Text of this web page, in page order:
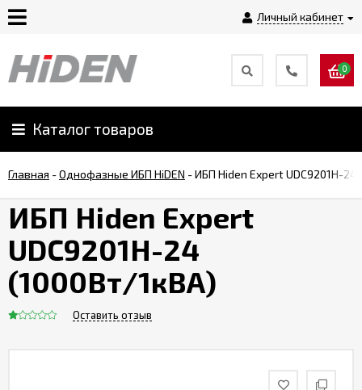
Личный кабинет
Главная
О
Оплата
Монтаж
0
Каталог товаров
Главная -Однофазные ИБП HiDEN -ИБП Hiden Expert UDC9201H-24
ИБП Hiden Expert
UDC9201H-24
(1000Вт/1кВА)
Оставить отзыв